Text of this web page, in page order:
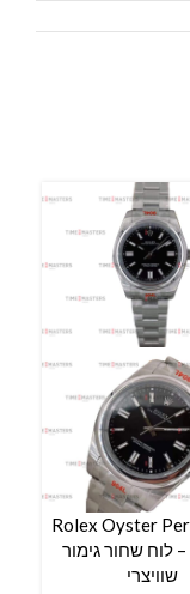
Rolex Oyster
36 mm – לוח שחור גימור
שוויצרי